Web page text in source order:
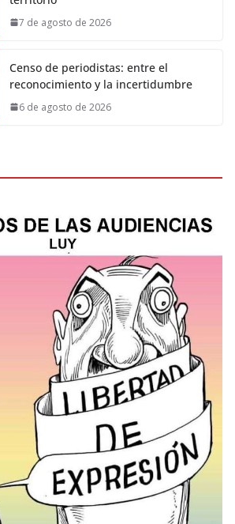
7 de agosto de 2026
Censo de periodistas: entre el
reconocimiento y la incertidumbre
6 de agosto de 2026